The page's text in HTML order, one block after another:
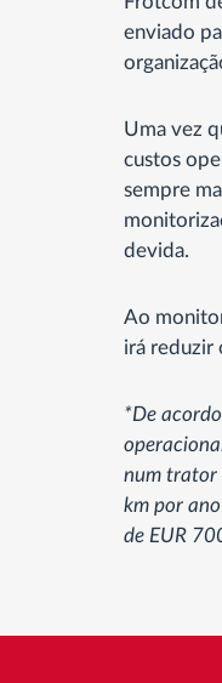
enviado
Uma vez
custos
sempre
devida.
Ao
irá reduzir
*De
num trator
km por
de EUR